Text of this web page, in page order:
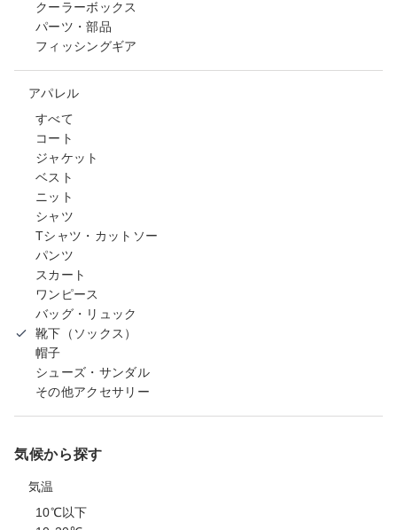
クーラーボックス
パーツ・部品
フィッシングギア
アパレル
すべて
コート
ジャケット
ベスト
ニット
シャツ
Tシャツ・カットソー
パンツ
スカート
ワンピース
バッグ・リュック
靴下（ソックス）
帽子
シューズ・サンダル
その他アクセサリー
気候から探す
気温
10℃以下